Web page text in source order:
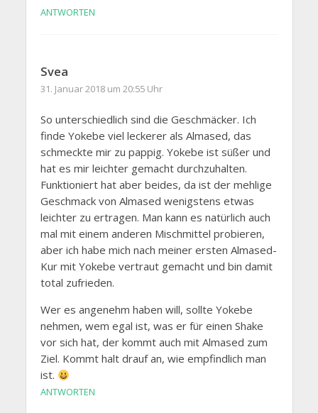
ANTWORTEN
Svea
31. Januar 2018 um 20:55 Uhr
So unterschiedlich sind die Geschmäcker. Ich
finde Yokebe viel leckerer als Almased, das
schmeckte mir zu pappig. Yokebe ist süßer und
hat es mir leichter gemacht durchzuhalten.
Funktioniert hat aber beides, da ist der mehlige
Geschmack von Almased wenigstens etwas
leichter zu ertragen. Man kann es natürlich auch
mal mit einem anderen Mischmittel probieren,
aber ich habe mich nach meiner ersten Almased-
Kur mit Yokebe vertraut gemacht und bin damit
total zufrieden.
Wer es angenehm haben will, sollte Yokebe
nehmen, wem egal ist, was er für einen Shake
vor sich hat, der kommt auch mit Almased zum
Ziel. Kommt halt drauf an, wie empfindlich man
ist.
ANTWORTEN